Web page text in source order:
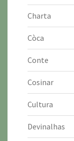
Charta
Còca
Conte
Cosinar
Cultura
Devinalhas